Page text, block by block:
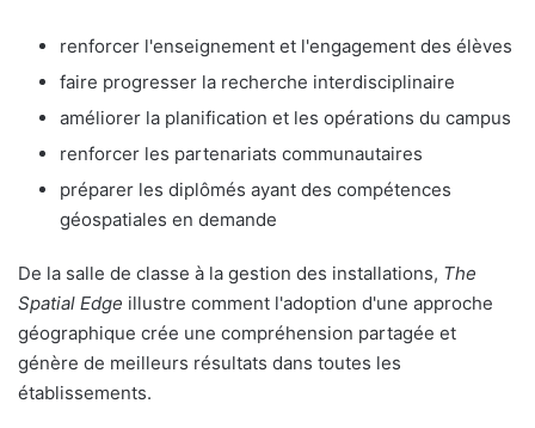
renforcer l'enseignement et l'engagement des élèves
faire progresser la recherche interdisciplinaire
améliorer la planification et les opérations du campus
renforcer les partenariats communautaires
préparer les diplômés ayant des compétences
géospatiales en demande
De la salle de classe à la gestion des installations, The
Spatial Edge illustre comment l'adoption d'une approche
géographique crée une compréhension partagée et
génère de meilleurs résultats dans toutes les
établissements.